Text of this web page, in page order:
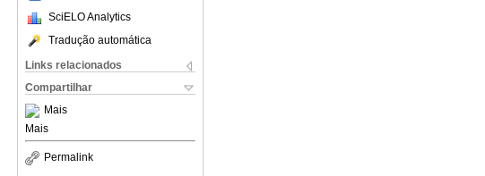
SciELO Analytics
Tradução automática
Links relacionados
Compartilhar
Mais
Mais
Permalink